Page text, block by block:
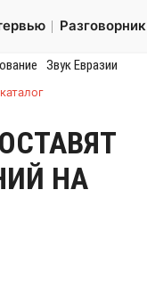
Разговорник
Звук Евразии
НА